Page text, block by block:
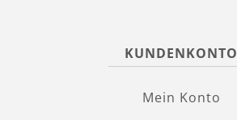
KUNDENKONTO
Mein Konto